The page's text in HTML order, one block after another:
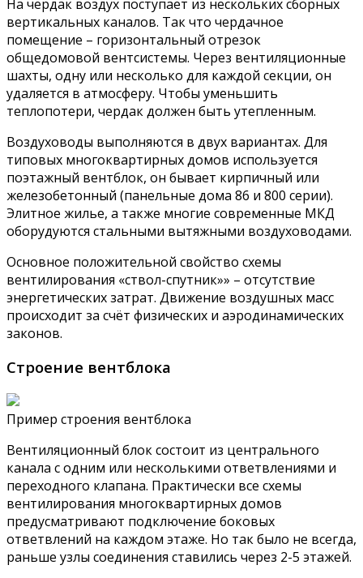
На чердак воздух поступает из нескольких сборных
вертикальных каналов. Так что чердачное
помещение – горизонтальный отрезок
общедомовой вентсистемы. Через вентиляционные
шахты, одну или несколько для каждой секции, он
удаляется в атмосферу. Чтобы уменьшить
теплопотери, чердак должен быть утепленным.
Воздуховоды выполняются в двух вариантах. Для
типовых многоквартирных домов используется
поэтажный вентблок, он бывает кирпичный или
железобетонный (панельные дома 86 и 800 серии).
Элитное жилье, а также многие современные МКД
оборудуются стальными вытяжными воздуховодами.
Основное положительной свойство схемы
вентилирования «ствол-спутник»» – отсутствие
энергетических затрат. Движение воздушных масс
происходит за счёт физических и аэродинамических
законов.
Строение вентблока
Пример строения вентблока
Вентиляционный блок состоит из центрального
канала с одним или несколькими ответвлениями и
переходного клапана. Практически все схемы
вентилирования многоквартирных домов
предусматривают подключение боковых
ответвлений на каждом этаже. Но так было не всегда,
раньше узлы соединения ставились через 2-5 этажей.